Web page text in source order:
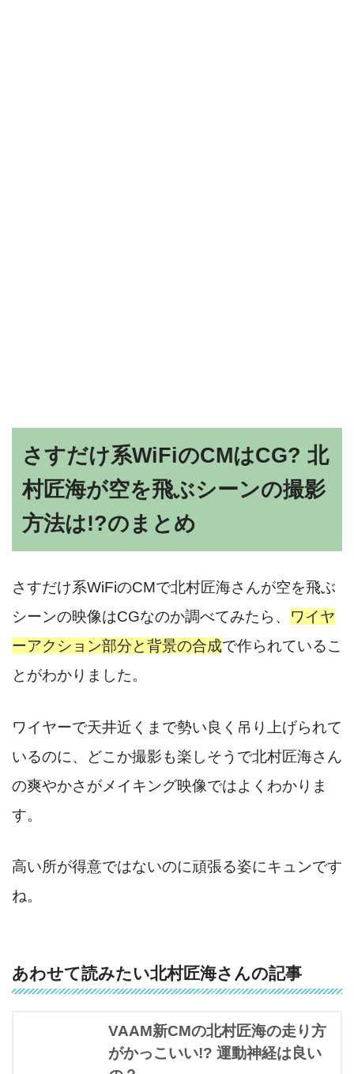
さすだけ系WiFiのCMはCG? 北
村匠海が空を飛ぶシーンの撮影
方法は!?のまとめ
さすだけ系WiFiのCMで北村匠海さんが空を飛ぶ
シーンの映像はCGなのか調べてみたら、 ワイヤ
ーアクション部分と背景の合成で作られているこ
とがわかりました。
ワイヤーで天井近くまで勢い良く吊り上げられて
いるのに、どこか撮影も楽しそうで北村匠海さん
の爽やかさがメイキング映像ではよくわかりま
す。
高い所が得意ではないのに頑張る姿にキュンです
ね。
あわせて読みたい北村匠海さんの記事
VAAM新CMの北村匠海の走り方
がかっこいい!? 運動神経は良い